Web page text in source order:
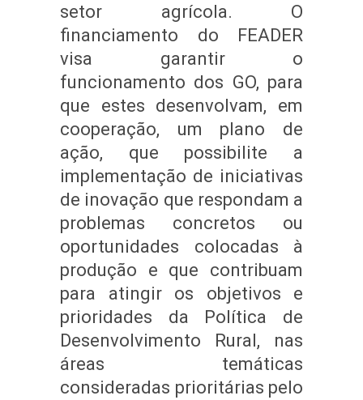
setor agrícola. O
financiamento do FEADER
visa garantir o
funcionamento dos GO, para
que estes desenvolvam, em
cooperação, um plano de
ação, que possibilite a
implementação de iniciativas
de inovação que respondam a
problemas concretos ou
oportunidades colocadas à
produção e que contribuam
para atingir os objetivos e
prioridades da Política de
Desenvolvimento Rural, nas
áreas temáticas
consideradas prioritárias pelo